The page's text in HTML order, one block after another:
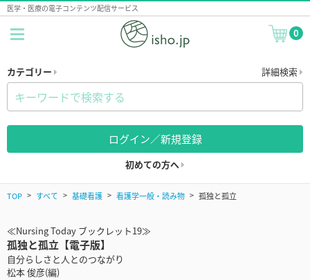
医学・医療の電子コンテンツ配信サービス
0
カテゴリー 詳細検索
ログイン／新規登録
初めての方へ
TOP すべて 基礎看護 看護学一般・読み物 孤独と孤立
≪Nursing Today ブックレット19≫
孤独と孤立【電子版】
自分らしさと人とのつながり
松本 俊彦(編)